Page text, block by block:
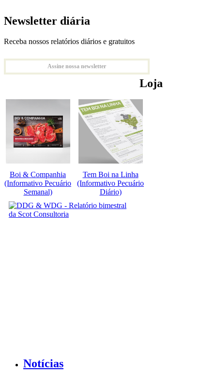
Newsletter diária
Receba nossos relatórios diários e gratuitos
Assine nossa newsletter
Loja
Boi & Companhia
(Informativo Pecuário
Semanal)
Tem Boi na Linha
(Informativo Pecuário
Diário)
Notícias